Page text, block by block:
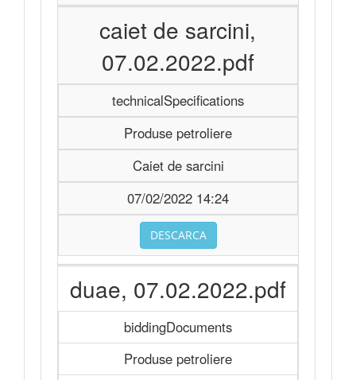
caiet de sarcini,
07.02.2022.pdf
technicalSpecifications
Produse petroliere
Caiet de sarcini
07/02/2022 14:24
DESCARCA
duae, 07.02.2022.pdf
biddingDocuments
Produse petroliere